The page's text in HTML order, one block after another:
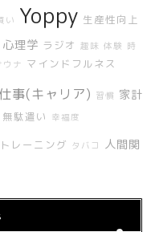
い Yoppy 生産性向上
心理学 ラジオ 趣味 体験 時
ウナ マインドフルネス
仕事(キャリア) 習慣 家計
無駄遣い 幸福度
トレーニング タバコ
人間関
RADIO